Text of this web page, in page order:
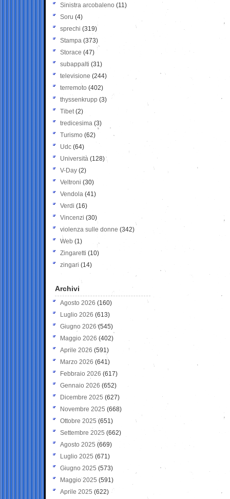
Sinistra arcobaleno (11)
Soru (4)
sprechi (319)
Stampa (373)
Storace (47)
subappalti (31)
televisione(244)
terremoto (402)
thyssenkrupp (3)
Tibet(2)
tredicesima (3)
Turismo (62)
Udc (64)
Università (128)
V-Day (2)
Veltroni (30)
Vendola (41)
Verdi (16)
Vincenzi (30)
violenza sulle donne (342)
Web (1)
Zingaretti (10)
zingari (14)
Archivi
Agosto 2026 (160)
Luglio 2026 (613)
Giugno 2026 (545)
Maggio 2026 (402)
Aprile 2026 (591)
Marzo 2026 (641)
Febbraio 2026 (617)
Gennaio 2026 (652)
Dicembre 2025 (627)
Novembre 2025 (668)
Ottobre 2025 (651)
Settembre 2025 (662)
Agosto 2025 (669)
Luglio 2025 (671)
Giugno 2025 (573)
Maggio 2025 (591)
Aprile 2025 (622)